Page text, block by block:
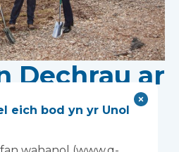
Dechrau ar
Ymchwil
Safle Tŷ
eich bod yn yr Unol